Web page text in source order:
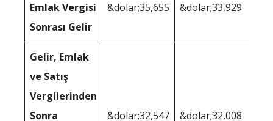
Emlak Vergisi
Sonrası Gelir
&dolar;35,655 &dolar;33,929
Gelir, Emlak
ve Satış
Vergilerinden
Sonra
&dolar;32,547 &dolar;32,008